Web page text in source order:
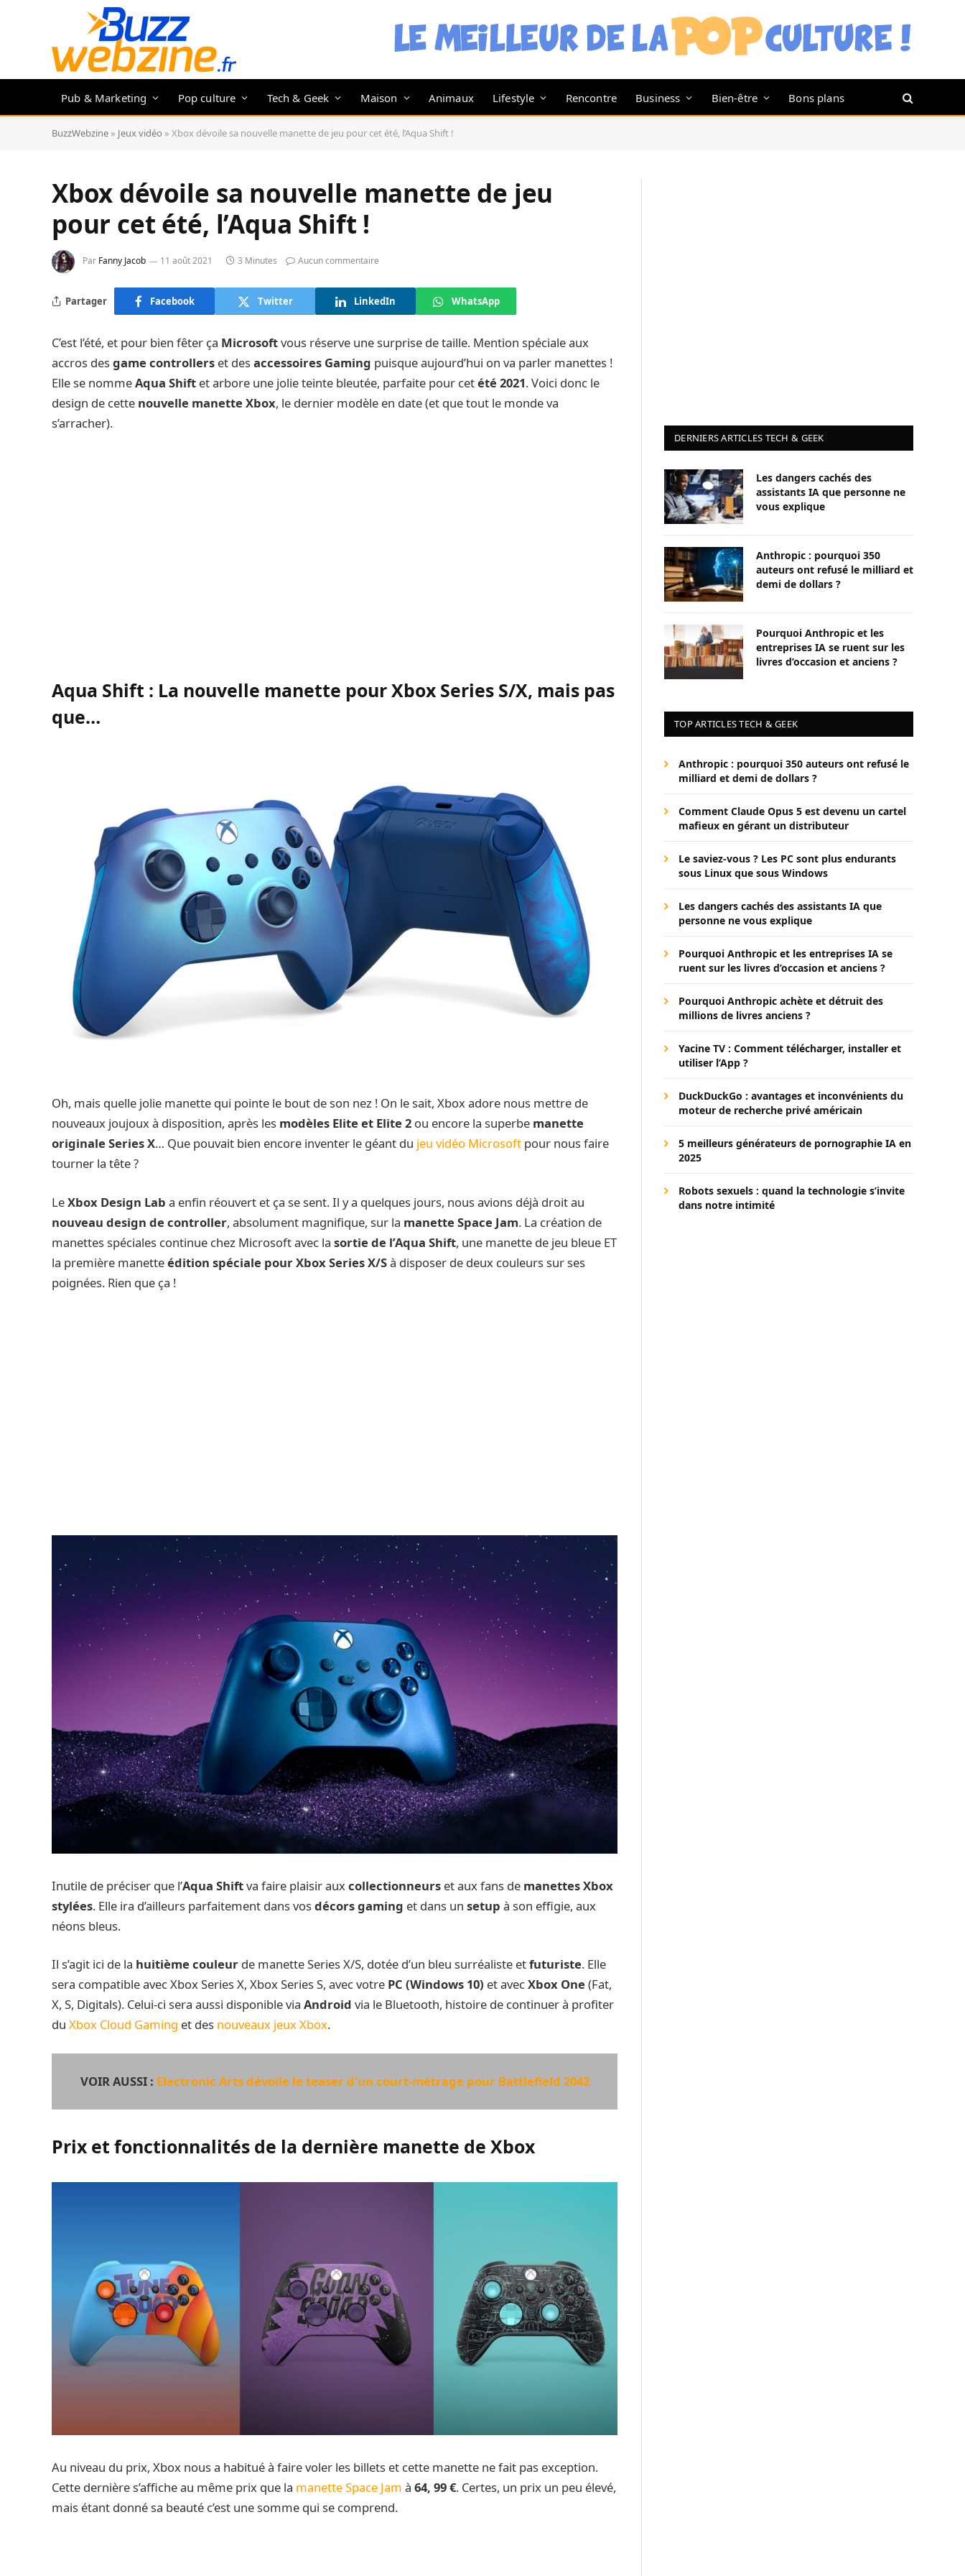
Pub & Marketing Pop culture Tech & Geek Maison Animaux Lifestyle Rencontre Business Bien-être Bons plans
BuzzWebzine » Jeux vidéo » Xbox dévoile sa nouvelle manette de jeu pour cet été, l’Aqua Shift !
Xbox dévoile sa nouvelle manette de jeu
pour cet été, l’Aqua Shift !
Par Fanny Jacob 11 août 2021 3 Minutes Aucun commentaire
Partager Facebook Twitter LinkedIn WhatsApp
C’est l’été, et pour bien fêter ça Microsoftvous réserve une surprise de taille. Mention spéciale aux
accros desgame controllers et desaccessoires Gaming puisque aujourd’hui on va parler manettes !
Elle se nommeAqua Shift et arbore une jolie teinte bleutée, parfaite pour cetété 2021. Voici donc le
design de cette nouvelle manette Xbox, le dernier modèle en date (et que tout le monde va
s’arracher).
Aqua Shift : La nouvelle manette pour Xbox Series S/X, mais pas
que…
Oh, mais quelle jolie manette qui pointe le bout de son nez ! On le sait, Xbox adore nous mettre de
nouveaux joujoux à disposition, après les modèles Elite et Elite 2 ou encore la superbe manette
originale Series X… Que pouvait bien encore inventer le géant du jeu vidéo Microsoft pour nous faire
tourner la tête ?
LeXbox Design Lab a enfin réouvert et ça se sent. Il y a quelques jours, nous avions déjà droit au
nouveau design de controller, absolument magnifique, sur la manette Space Jam. La création de
manettes spéciales continue chez Microsoft avec la sortie de l’Aqua Shift, une manette de jeu bleue ET
la première manetteédition spéciale pour Xbox Series X/Sà disposer de deux couleurs sur ses
poignées. Rien que ça !
Inutile de préciser que l’Aqua Shiftva faire plaisir auxcollectionneurs et aux fans de manettes Xbox
stylées. Elle ira d’ailleurs parfaitement dans vosdécors gaming et dans un setup à son effigie, aux
néons bleus.
Il s’agit ici de la huitième couleur de manette Series X/S, dotée d’un bleu surréaliste etfuturiste. Elle
sera compatible avec Xbox Series X, Xbox Series S, avec votre PC (Windows 10) et avecXbox One (Fat,
X, S, Digitals). Celui-ci sera aussi disponible via Android via le Bluetooth, histoire de continuer à profiter
du Xbox Cloud Gaming et des nouveaux jeux Xbox.
VOIR AUSSI : Electronic Arts dévoile le teaser d’un court-métrage pour Battlefield 2042
Prix et fonctionnalités de la dernière manette de Xbox
Au niveau du prix, Xbox nous a habitué à faire voler les billets et cette manette ne fait pas exception.
Cette dernière s’affiche au même prix que la manette Space Jam à 64, 99 €. Certes, un prix un peu élevé,
mais étant donné sa beauté c’est une somme qui se comprend.
DERNIERS ARTICLES TECH & GEEK
Les dangers cachés des
assistants IA que personne ne
vous explique
Anthropic : pourquoi 350
auteurs ont refusé le milliard et
demi de dollars ?
Pourquoi Anthropic et les
entreprises IA se ruent sur les
livres d’occasion et anciens ?
TOP ARTICLES TECH & GEEK
Anthropic : pourquoi 350 auteurs ont refusé le
milliard et demi de dollars ?
Comment Claude Opus 5 est devenu un cartel
mafieux en gérant un distributeur
Le saviez-vous ? Les PC sont plus endurants
sous Linux que sous Windows
Les dangers cachés des assistants IA que
personne ne vous explique
Pourquoi Anthropic et les entreprises IA se
ruent sur les livres d’occasion et anciens ?
Pourquoi Anthropic achète et détruit des
millions de livres anciens ?
Yacine TV : Comment télécharger, installer et
utiliser l’App ?
DuckDuckGo : avantages et inconvénients du
moteur de recherche privé américain
5 meilleurs générateurs de pornographie IA en
2025
Robots sexuels : quand la technologie s’invite
dans notre intimité